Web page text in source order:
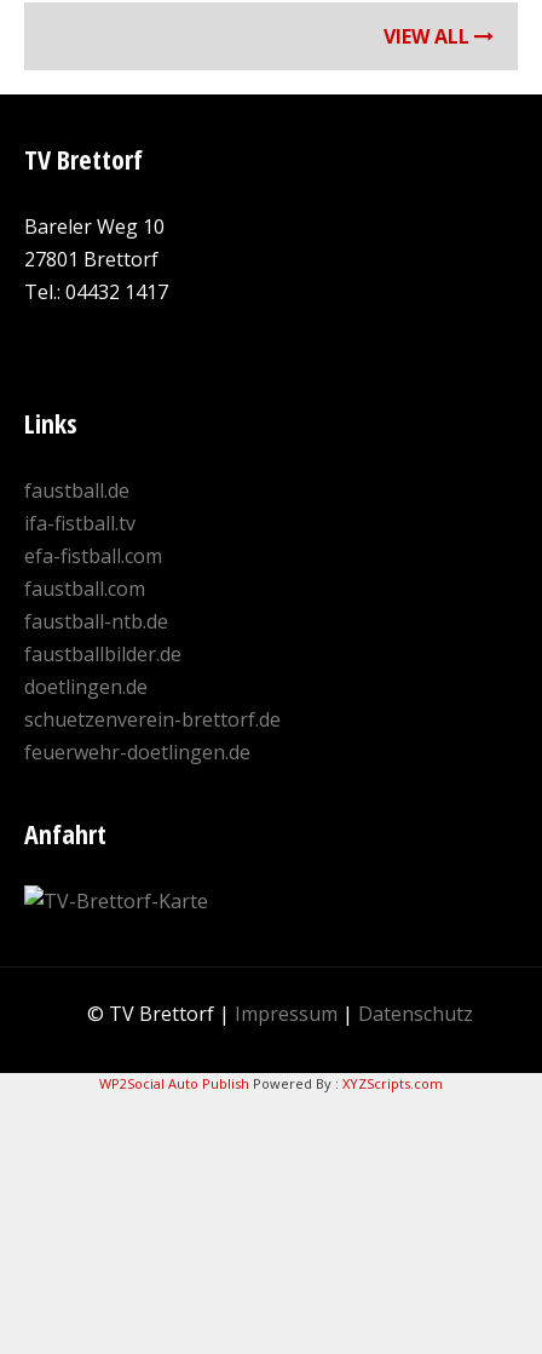
VIEW ALL
TV Brettorf
Bareler Weg 10
27801 Brettorf
Tel.: 04432 1417
Links
faustball.de
ifa-fistball.tv
efa-fistball.com
faustball.com
faustball-ntb.de
faustballbilder.de
doetlingen.de
schuetzenverein-brettorf.de
feuerwehr-doetlingen.de
Anfahrt
© TV Brettorf | Impressum | Datenschutz
WP2Social Auto Publish Powered By : XYZScripts.com